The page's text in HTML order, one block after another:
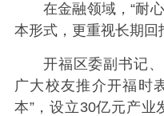
在金融领域，“耐
本形式，更重视长期回
开福区委副书记
广大校友推介开福时
本”，设立30亿元产业